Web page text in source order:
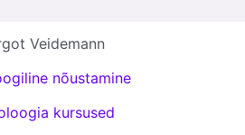
Veidemann
nõustamine
kursused